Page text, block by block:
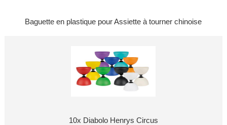
Baguette en plastique pour Assiette à tourner chinoise
10x Diabolo Henrys Circus